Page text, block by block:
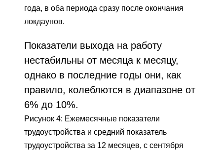
года, в оба периода сразу после окончания
локдаунов.
Показатели выхода на работу
нестабильны от месяца к месяцу,
однако в последние годы они, как
правило, колеблются в диапазоне от
6% до 10%.
Рисунок 4: Ежемесячные показатели
трудоустройства и средний показатель
трудоустройства за 12 месяцев, с сентября